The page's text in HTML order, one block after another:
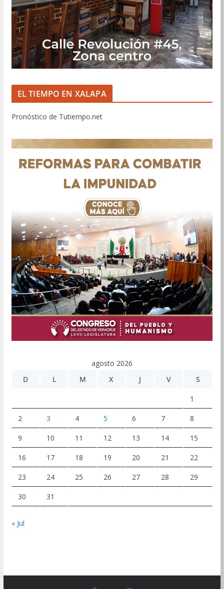
EL TIEMPO EN XALAPA
Pronóstico de Tutiempo.net
agosto 2026
D
L M X J V S
1
2 3 4 5 6 7 8
9 10 11 12 13 14 15
16 17 18 19 20 21 22
23 24 25 26 27 28 29
30 31
« Jul